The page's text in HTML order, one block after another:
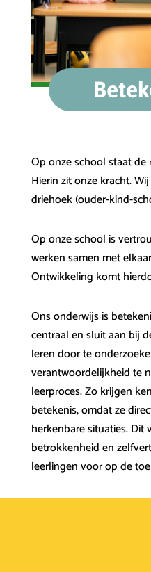
Op onze school staat de
Hierin zit onze kracht.
driehoek (ouder-kind-
Op onze school is
werken samen met
Ontwikkeling komt
Ons onderwijs is
centraal en sluit aan bij
leren door te
verantwoordelijkheid te
leerproces. Zo krijgen
betekenis, omdat ze
herkenbare situaties. Dit
betrokkenheid en
leerlingen voor op de